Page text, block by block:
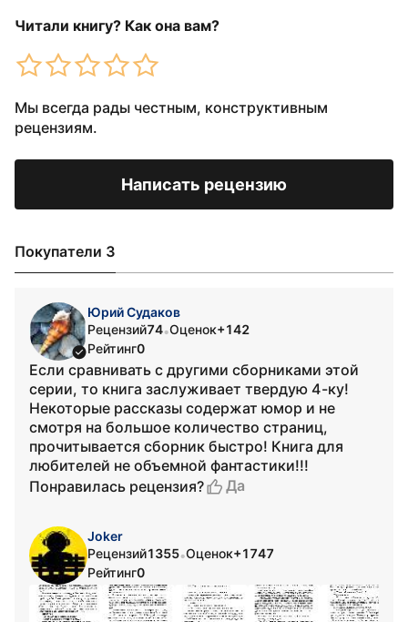
Читали книгу? Как она вам?
Мы всегда рады честным, конструктивным
рецензиям.
Написать рецензию
Покупатели 3
Юрий Судаков
Рецензий74•Оценок+142
Рейтинг0
Если сравнивать с другими сборниками этой
серии, то книга заслуживает твердую 4-ку!
Некоторые рассказы содержат юмор и не
смотря на большое количество страниц,
прочитывается сборник быстро! Книга для
любителей не объемной фантастики!!!
Понравилась рецензия?
Да
Joker
Рецензий1355•Оценок+1747
Рейтинг0